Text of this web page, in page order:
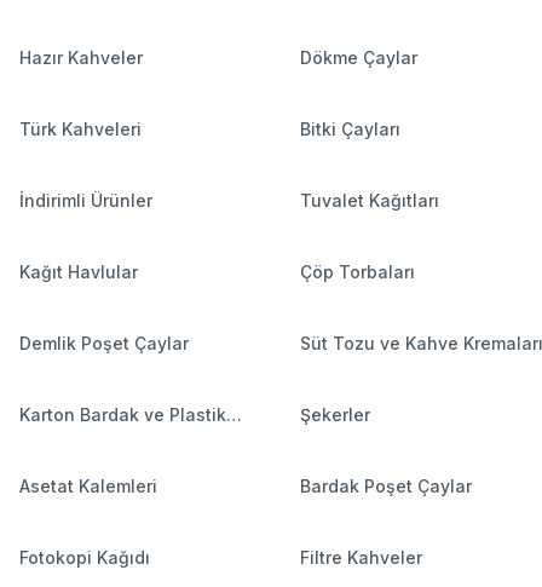
Hazır Kahveler Dökme Çaylar
Türk Kahveleri Bitki Çayları
İndirimli Ürünler Tuvalet Kağıtları
Kağıt Havlular Çöp Torbaları
Demlik Poşet Çaylar Süt Tozu ve Kahve Kremaları
Karton Bardak ve Plastik
Şekerler
Asetat Kalemleri Bardak Poşet Çaylar
Fotokopi Kağıdı Filtre Kahveler